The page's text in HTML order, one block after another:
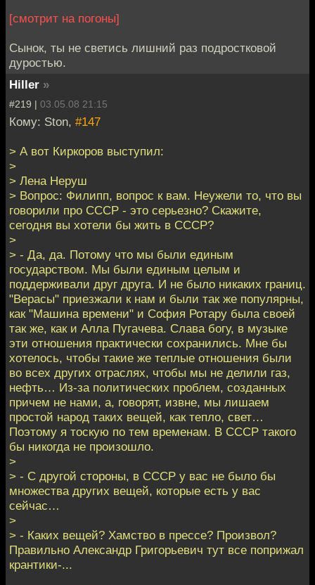
[смотрит на погоны]
Сынок, ты не светись лишний раз подростковой
дуростью.
Hiller »
#219 | 03.05.08 21:15
Кому: Ston, #147
> А вот Киркоров выступил:
>
> Лена Неруш
> Вопрос: Филипп, вопрос к вам. Неужели то, что вы
говорили про СССР - это серьезно? Скажите,
сегодня вы хотели бы жить в СССР?
>
> - Да, да. Потому что мы были единым
государством. Мы были единым целым и
поддерживали друг друга. И не было никаких границ.
"Верасы" приезжали к нам и были так же популярны,
как "Машина времени" и София Ротару была своей
так же, как и Алла Пугачева. Слава богу, в музыке
эти отношения практически сохранились. Мне бы
хотелось, чтобы такие же теплые отношения были
во всех других отраслях, чтобы мы не делили газ,
нефть… Из-за политических проблем, созданных
причем не нами, а, говорят, извне, мы лишаем
простой народ таких вещей, как тепло, свет…
Поэтому я тоскую по тем временам. В СССР такого
бы никогда не произошло.
>
> - С другой стороны, в СССР у вас не было бы
множества других вещей, которые есть у вас
сейчас…
>
> - Каких вещей? Хамство в прессе? Произвол?
Правильно Александр Григорьевич тут все поприжал
крантики-...